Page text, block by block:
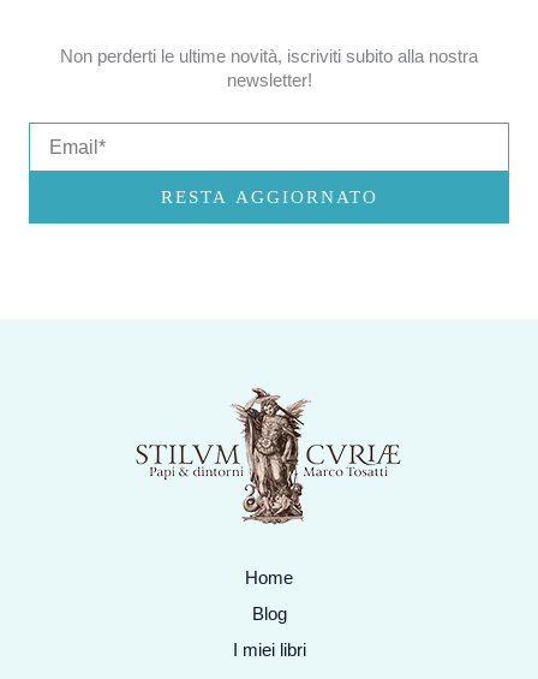
Non perderti le ultime novità, iscriviti subito alla nostra
newsletter!
RESTA AGGIORNATO
Home
Blog
I miei libri